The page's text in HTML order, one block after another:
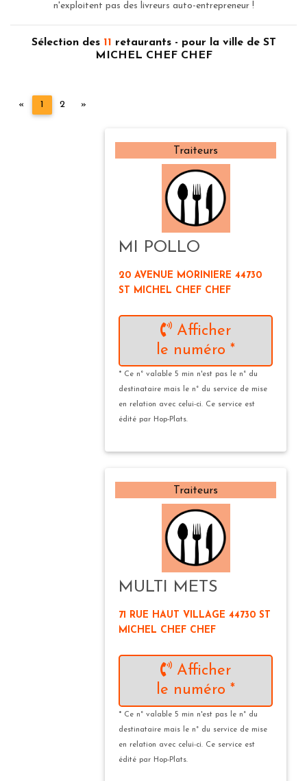
n'exploitent pas des livreurs auto-entrepreneur !
Sélection des 11 retaurants - pour la ville de ST
MICHEL CHEF CHEF
« Précédent
1 2 »
Traiteurs
MI POLLO
20 AVENUE MORINIERE 44730
ST MICHEL CHEF CHEF
Afficher
le numéro *
* Ce n° valable 5 min n'est pas le n° du
destinataire mais le n° du service de mise
en relation avec celui-ci. Ce service est
édité par Hop-Plats.
Traiteurs
MULTI METS
71 RUE HAUT VILLAGE 44730 ST
MICHEL CHEF CHEF
Afficher
le numéro *
* Ce n° valable 5 min n'est pas le n° du
destinataire mais le n° du service de mise
en relation avec celui-ci. Ce service est
édité par Hop-Plats.